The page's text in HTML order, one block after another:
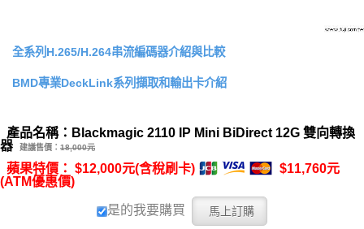
全系列H.265/H.264串流編碼器介紹與比較
BMD專業DeckLink系列擷取和輸出卡介紹
產品名稱：Blackmagic 2110 IP Mini BiDirect 12G 雙向轉換
器
建議售價： 18,000元
蘋果特價： $12,000元(含稅刷卡)
$11,760元
(ATM優惠價)
是的我要購買